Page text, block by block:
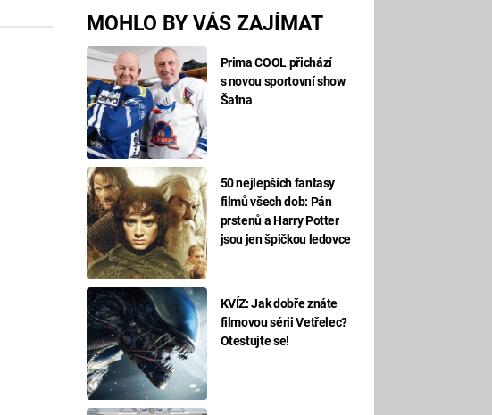
MOHLO BY VÁS ZAJÍMAT
Prima COOL přichází
s novou sportovní show
Šatna
50 nejlepších fantasy
filmů všech dob: Pán
prstenů a Harry Potter
jsou jen špičkou ledovce
KVÍZ: Jak dobře znáte
filmovou sérii Vetřelec?
Otestujte se!